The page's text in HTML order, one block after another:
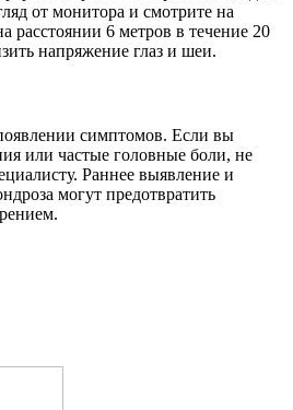
от монитора и смотрите на
расстоянии 6 метров в течение 20
напряжение глаз и шеи.
симптомов. Если вы
или частые головные боли, не
Раннее выявление и
могут предотвратить